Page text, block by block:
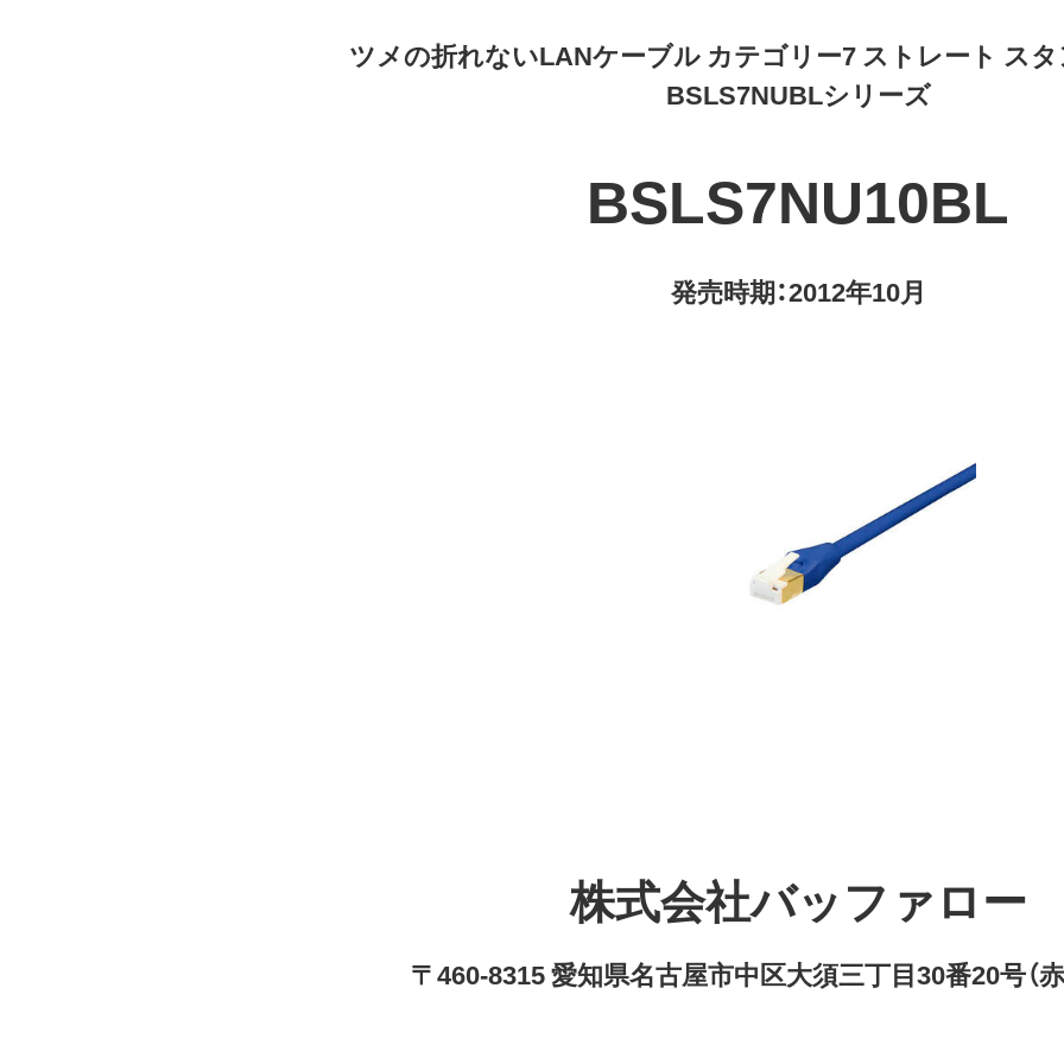
ツメの折れないLANケーブル カテゴリー7 ストレート ス
BSLS7NUBLシリーズ
BSLS7NU10BL
発売時期：2012年10月
株式会社バッファロー
〒460-8315 愛知県名古屋市中区大須三丁目30番20号（